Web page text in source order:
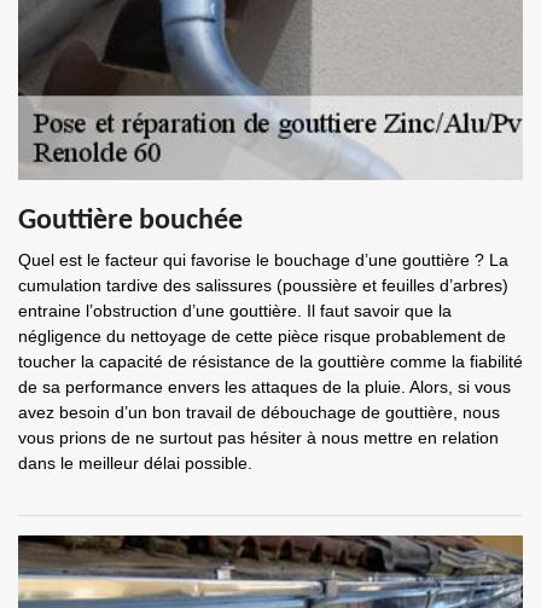
Gouttière bouchée
Quel est le facteur qui favorise le bouchage d’une gouttière ? La
cumulation tardive des salissures (poussière et feuilles d’arbres)
entraine l’obstruction d’une gouttière. Il faut savoir que la
négligence du nettoyage de cette pièce risque probablement de
toucher la capacité de résistance de la gouttière comme la fiabilité
de sa performance envers les attaques de la pluie. Alors, si vous
avez besoin d’un bon travail de débouchage de gouttière, nous
vous prions de ne surtout pas hésiter à nous mettre en relation
dans le meilleur délai possible.